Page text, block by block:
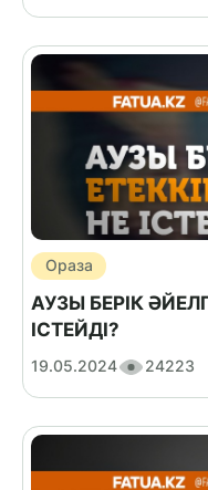
Ораза
АУЗЫ БЕРІК
ІСТЕЙДІ?
19.05.2024 24223